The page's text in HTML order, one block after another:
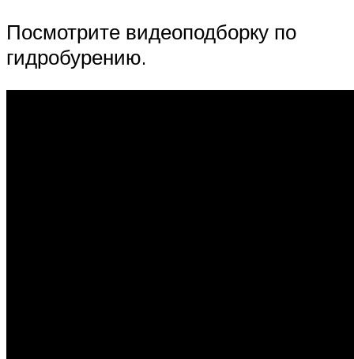
Посмотрите видеоподборку по
гидробурению.